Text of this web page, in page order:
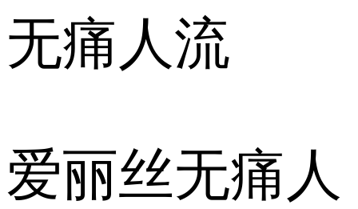
无痛人流
爱丽丝无痛人